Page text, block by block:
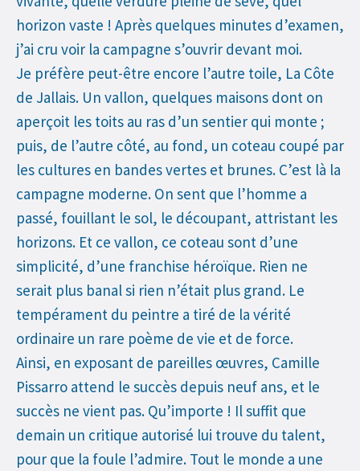
horizon vaste ! Après quelques minutes d’examen,
j’ai cru voir la campagne s’ouvrir devant moi.
Je préfère peut-être encore l’autre toile, La Côte
de Jallais. Un vallon, quelques maisons dont on
aperçoit les toits au ras d’un sentier qui monte ;
puis, de l’autre côté, au fond, un coteau coupé par
les cultures en bandes vertes et brunes. C’est là la
campagne moderne. On sent que l’homme a
passé, fouillant le sol, le découpant, attristant les
horizons. Et ce vallon, ce coteau sont d’une
simplicité, d’une franchise héroïque. Rien ne
serait plus banal si rien n’était plus grand. Le
tempérament du peintre a tiré de la vérité
ordinaire un rare poème de vie et de force.
Ainsi, en exposant de pareilles œuvres, Camille
Pissarro attend le succès depuis neuf ans, et le
succès ne vient pas. Qu’importe ! Il suffit que
demain un critique autorisé lui trouve du talent,
pour que la foule l’admire. Tout le monde a une